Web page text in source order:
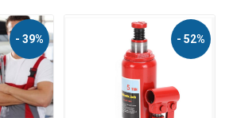
- 45%
NÁŠ TIP
AKČNÍ